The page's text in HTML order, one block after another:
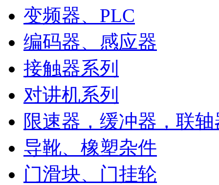
变频器、PLC
编码器、感应器
接触器系列
对讲机系列
限速器，缓冲器，联轴
导靴、橡塑杂件
门滑块、门挂轮